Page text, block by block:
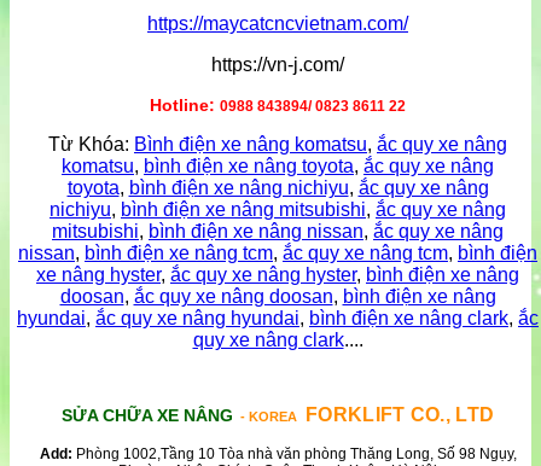
https://maycatcncvietnam.com/
https://vn-j.com/
Hotline: 0988 843894/ 0823 8611 22
Từ Khóa: Bình điện xe nâng komatsu, ắc quy xe nâng
komatsu, bình điện xe nâng toyota, ắc quy xe nâng
toyota, bình điện xe nâng nichiyu, ắc quy xe nâng
nichiyu, bình điện xe nâng mitsubishi, ắc quy xe nâng
mitsubishi, bình điện xe nâng nissan, ắc quy xe nâng
nissan, bình điện xe nâng tcm, ắc quy xe nâng tcm, bình điện
xe nâng hyster, ắc quy xe nâng hyster, bình điện xe nâng
doosan, ắc quy xe nâng doosan, bình điện xe nâng
hyundai, ắc quy xe nâng hyundai, bình điện xe nâng clark, ắc
quy xe nâng clark....
SỬA CHỮA XE NÂNG - KOREA FORKLIFT CO., LTD
Add: Phòng 1002,Tầng 10 Tòa nhà văn phòng Thăng Long, Số 98 Ngụy,